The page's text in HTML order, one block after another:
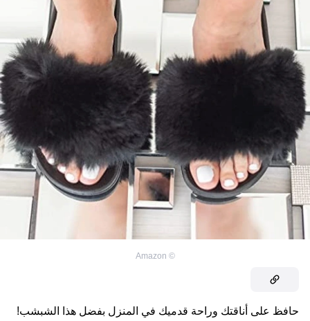
©
Amazon
حافظ على أناقتك وراحة قدميك في المنزل بفضل هذا الشبشب!